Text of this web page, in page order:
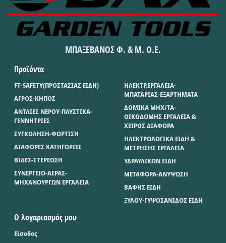
ΜΠΑΞΕΒΑΝΟΣ Φ. & Μ. Ο.Ε.
Προϊόντα
FT-SAFETY(ΠΡΟΣΤΑΣΙΑΣ ΕΙΔΗ)
ΑΓΡΟΣ-ΚΗΠΟΣ
ΑΝΤΛΙΕΣ ΝΕΡΟΥ-ΠΛΥΣΤΙΚΑ-
ΓΕΝΝΗΤΡΙΕΣ
ΣΥΓΚΟΛΗΣΗ-ΦΟΡΤΙΣΗ
ΔΙΑΦΟΡΕΣ ΚΑΤΗΓΟΡΙΕΣ
ΒΙΔΕΣ-ΣΤΕΡΕΩΣΗ
ΣΥΝΕΡΓΕΙΟ-ΑΕΡΑΣ-
ΜΗΧΑΝΟΥΡΓΩΝ ΕΡΓΑΛΕΙΑ
ΗΛΕΚΤΡ.ΕΡΓΑΛΕΙΑ-
ΜΠΑΤΑΡΙΑΣ-ΕΞΑΡΤΗΜΑΤΑ
ΔΟΜΙΚΑ ΜΗΧ/ΤΑ-
ΟΙΚΟΔΟΜΗΣ ΕΡΓΑΛΕΙΑ &
ΧΕΙΡΟΣ ΔΙΑΦΟΡΑ
ΗΛΕΚΤΡΟΛΟΓΙΚΑ ΕΙΔΗ &
ΜΕΤΡΗΣΗΣ ΕΡΓΑΛΕΙΑ
ΥΔΡΑΥΛΙΚΩΝ ΕΙΔΗ
ΜΕΤΑΦΟΡΑ-ΑΝΥΨΩΣΗ
ΒΑΦΗΣ ΕΙΔΗ
ΞΥΛΟΥ-ΓΥΨΟΣΑΝΙΔΟΣ ΕΙΔΗ
Ο λογαριασμός μου
Είσοδος